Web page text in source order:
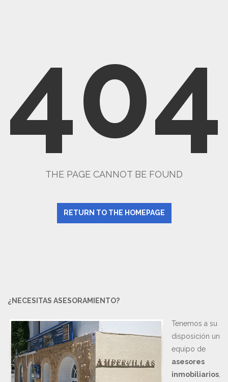
404
THE PAGE CANNOT BE FOUND
RETURN TO THE HOMEPAGE
¿NECESITAS ASESORAMIENTO?
Tenemos a su
disposición un
equipo de
asesores
inmobiliarios,